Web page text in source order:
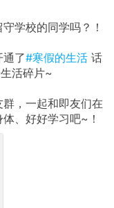
学校的同学吗？！
了#寒假的生活 话
活碎片~
，一起和即友们在
、好好学习吧~！